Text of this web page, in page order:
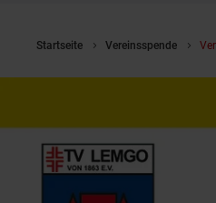
Startseite Vereinsspende